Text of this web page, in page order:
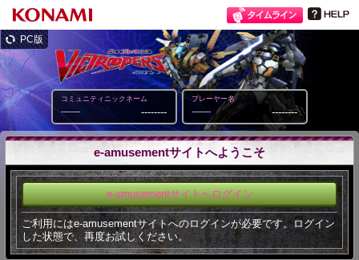
PC版
コミュニティニックネーム
-------- --------
プレーヤー名
-------- --------
e-amusementサイトへようこそ
e-amusementサイトへログイン
ご利用にはe-amusementサイトへのログインが必要です。ログイン
した状態で、再度お試しください。